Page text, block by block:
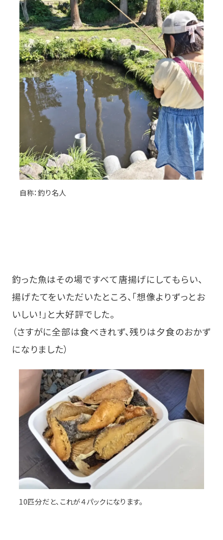
自称：釣り名人
釣った魚はその場ですべて唐揚げにしてもらい、
揚げたてをいただいたところ、「想像よりずっとお
いしい！」と大好評でした。
（さすがに全部は食べきれず、残りは夕食のおかず
になりました）
10匹分だと、これが４パックになります。